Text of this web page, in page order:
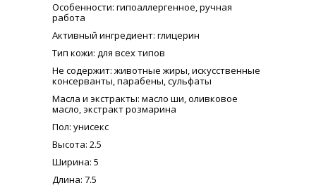
Особенности: гипоаллергенное, ручная
работа
Активный ингредиент: глицерин
Тип кожи: для всех типов
Не содержит: животные жиры, искусственные
консерванты, парабены, сульфаты
Масла и экстракты: масло ши, оливковое
масло, экстракт розмарина
Пол: унисекс
Высота: 2.5
Ширина: 5
Длина: 7.5